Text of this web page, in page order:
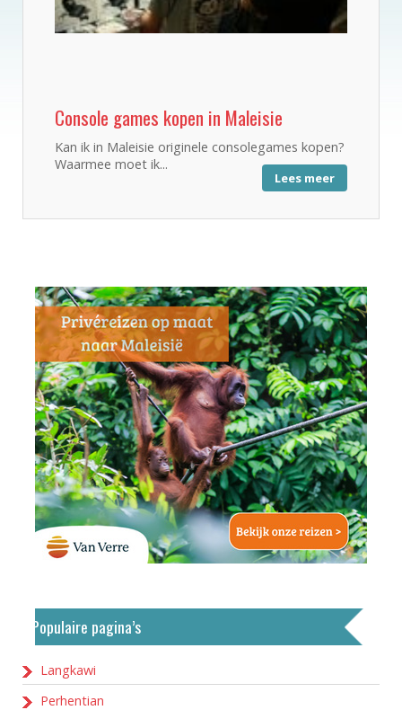
Console games kopen in Maleisie
Kan ik in Maleisie originele consolegames kopen?
Waarmee moet ik...
Lees meer
Populaire pagina’s
Langkawi
Perhentian